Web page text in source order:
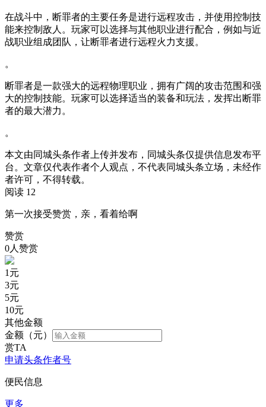
在战斗中，断罪者的主要任务是进行远程攻击，并使用控制技
能来控制敌人。玩家可以选择与其他职业进行配合，例如与近
战职业组成团队，让断罪者进行远程火力支援。
。
断罪者是一款强大的远程物理职业，拥有广阔的攻击范围和强
大的控制技能。玩家可以选择适当的装备和玩法，发挥出断罪
者的最大潜力。
。
本文由同城头条作者上传并发布，同城头条仅提供信息发布平
台。文章仅代表作者个人观点，不代表同城头条立场，未经作
者许可，不得转载。
阅读 12
第一次接受赞赏，亲，看着给啊
赞赏
0人赞赏
1 元
3元
5元
10元
其他金额
金额（元）
赏TA
申请头条作者号
便民信息
更多